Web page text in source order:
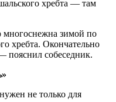
хребта — там
многоснежна зимой по
хребта. Окончательно
пояснил собеседник.
не только для